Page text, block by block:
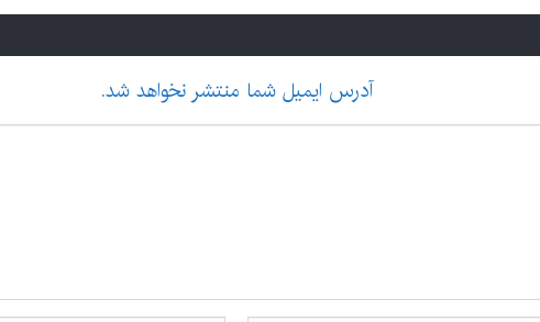
آدرس ایمیل شما منتشر نخواهد شد.